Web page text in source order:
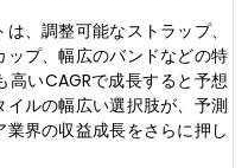
、調整可能なストラップ、
プ、幅広のバンドなどの特
いCAGRで成長すると予想
ルの幅広い選択肢が、予測
界の収益成長をさらに押し